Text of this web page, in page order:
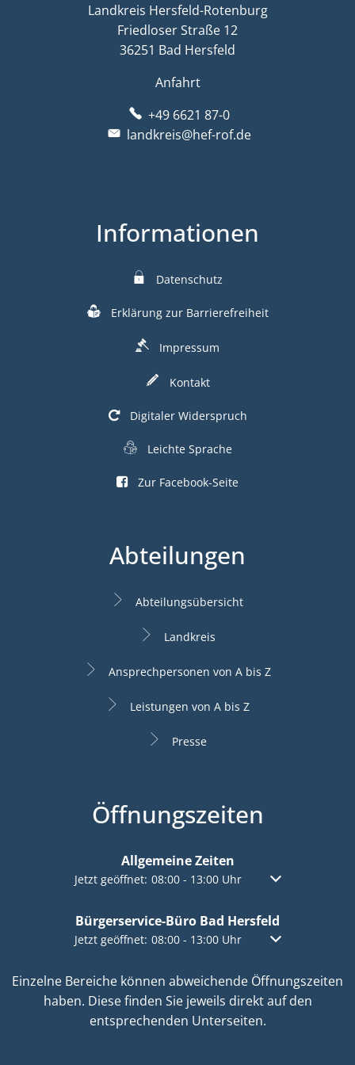
Landkreis Hersfeld-Rotenburg
Friedloser Straße 12
36251 Bad Hersfeld
Anfahrt
+49 6621 87-0
landkreis@hef-rof.de
Informationen
Datenschutz
Erklärung zur Barrierefreiheit
Impressum
Kontakt
Digitaler Widerspruch
Leichte Sprache
Zur Facebook-Seite
Abteilungen
Abteilungsübersicht
Landkreis
Ansprechpersonen von A bis Z
Leistungen von A bis Z
Presse
Öffnungszeiten
Allgemeine Zeiten
Klicken, um weitere Öffnungs- oder Schließzeiten
Jetzt geöffnet: 08:00- 13:00Uhr Von 08:00 bis
Bürgerservice-Büro Bad Hersfeld
Klicken, um weitere Öffnungs- oder Schließzeiten
Jetzt geöffnet: 08:00- 13:00Uhr Von 08:00 bis
Einzelne Bereiche können abweichende Öffnungszeiten
haben. Diese finden Sie jeweils direkt auf den
entsprechenden Unterseiten.